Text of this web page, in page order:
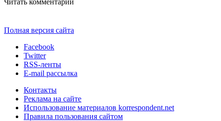
Полная версия сайта
Facebook
Twitter
RSS-ленты
E-mail рассылка
Контакты
Реклама на сайте
Использование материалов korrespondent.net
Правила пользования сайтом